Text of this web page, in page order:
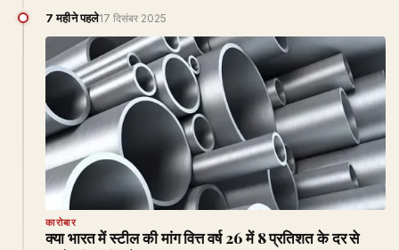
7 महीने पहले17 दिसंबर 2025
कारोबार
क्या भारत में स्टील की मांग वित्त वर्ष 26 में 8 प्रतिशत के दर से